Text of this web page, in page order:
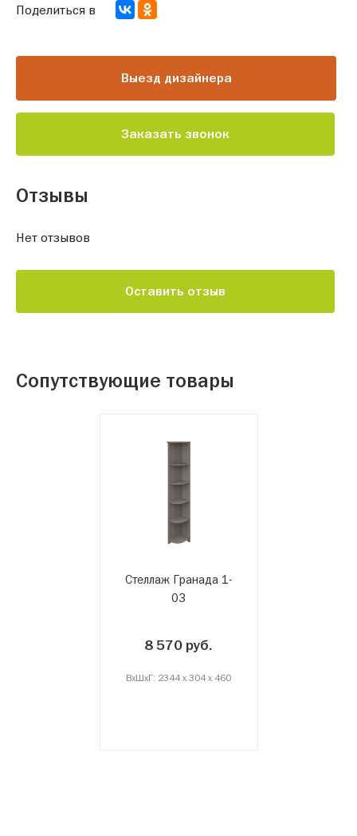
Выезд дизайнера
Заказать звонок
Поделиться в
Отзывы
Нет отзывов
Оставить отзыв
Сопутствующие товары
Стеллаж Гранада 1-
03
8 570 руб.
ВxШxГ: 2344 x 304 x 460